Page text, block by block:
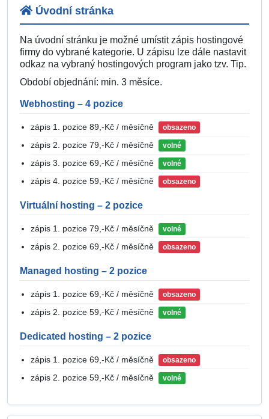
Úvodní stránka
Na úvodní stránku je možné umístit zápis hostingové
firmy do vybrané kategorie. U zápisu lze dále nastavit
odkaz na vybraný hostingových program jako tzv. Tip.
Období objednání: min. 3 měsíce.
Webhosting – 4 pozice
zápis 1. pozice 89,-Kč / měsíčně obsazeno
zápis 2. pozice 79,-Kč / měsíčně volné
zápis 3. pozice 69,-Kč / měsíčně volné
zápis 4. pozice 59,-Kč / měsíčně obsazeno
Virtuální hosting – 2 pozice
zápis 1. pozice 79,-Kč / měsíčně volné
zápis 2. pozice 69,-Kč / měsíčně obsazeno
Managed hosting – 2 pozice
zápis 1. pozice 69,-Kč / měsíčně obsazeno
zápis 2. pozice 59,-Kč / měsíčně volné
Dedicated hosting – 2 pozice
zápis 1. pozice 69,-Kč / měsíčně obsazeno
zápis 2. pozice 59,-Kč / měsíčně volné